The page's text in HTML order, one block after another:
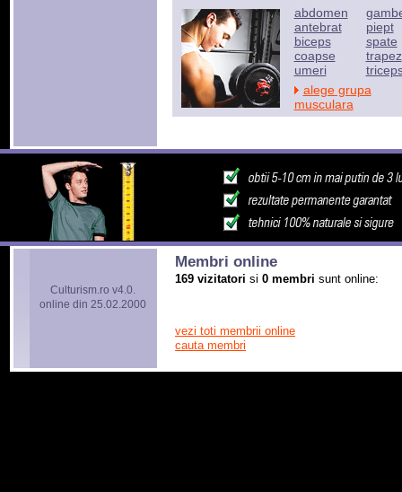
abdomen
antebrat
biceps
coapse
umeri
piept
spate
trapez
alege grupa
musculara
Culturism.ro v4.0.
online din 25.02.2000
Membri online
169 vizitatori si 0 membri sunt online:
vezi toti membrii online
cauta membri